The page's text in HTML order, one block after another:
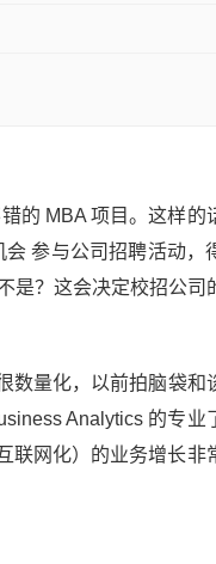
的 MBA 项目。这样的
参与公司招聘活动，
是？这会决定校招公司
数量化，以前拍脑袋和
Analytics 的专业
联网化）的业务增长非